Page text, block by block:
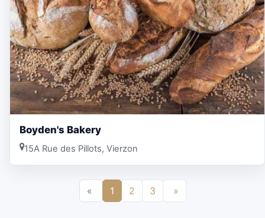
Boyden's Bakery
15A Rue des Pillots, Vierzon
« 1 2 3 »